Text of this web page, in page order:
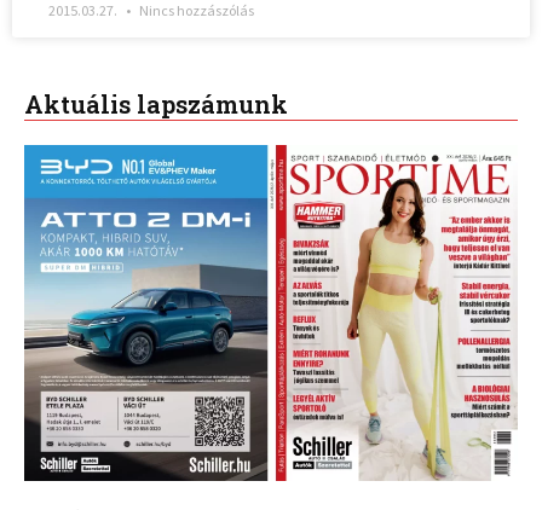
2015.03.27. Nincs hozzászólás
Aktuális lapszámunk